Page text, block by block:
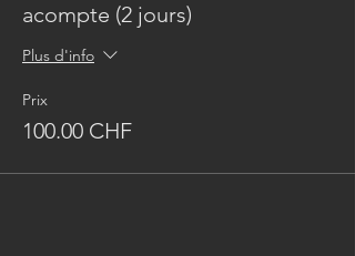
acompte (2 jours)
Plus d'info
Prix
100.00 CHF